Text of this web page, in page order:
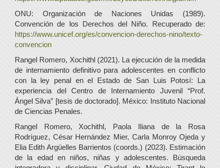
ONU: Organización de Naciones Unidas (1989).
Convención de los Derechos del Niño. Recuperado de:
https://www.unicef.org/es/convencion-derechos-nino/texto-
convencion
Rangel Romero, Xochithl (2021). La ejecución de la medida
de internamiento definitivo para adolescentes en conflicto
con la ley penal en el Estado de San Luis Potosí: La
experiencia del Centro de Internamiento Juvenil “Prof.
Ángel Silva” [tesis de doctorado]. México: Instituto Nacional
de Ciencias Penales.
Rangel Romero, Xochithl, Paola Iliana de la Rosa
Rodríguez, César Hernández Mier, Carla Monroy Ojeda y
Elia Edith Argüelles Barrientos (coords.) (2023). Estimación
de la edad en niños, niñas y adolescentes. Búsqueda